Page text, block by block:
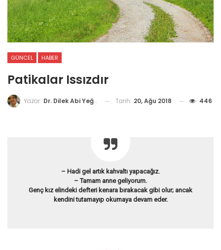
GÜNCEL HABER
Patikalar Issızdır
Yazar: Dr. Dilek Abi Yeğin Tarih: 20, Ağu 2018 446
– Hadi gel artık kahvaltı yapacağız.
– Tamam anne geliyorum.
Genç kız elindeki defteri kenara bırakacak gibi olur; ancak
kendini tutamayıp okumaya devam eder.